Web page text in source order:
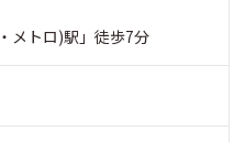
メトロ)駅」徒歩7分